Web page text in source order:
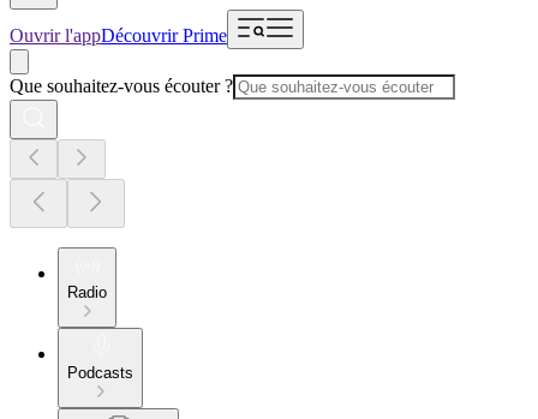
Ouvrir l'appDécouvrir Prime
Que souhaitez-vous écouter ?
Radio
Podcasts